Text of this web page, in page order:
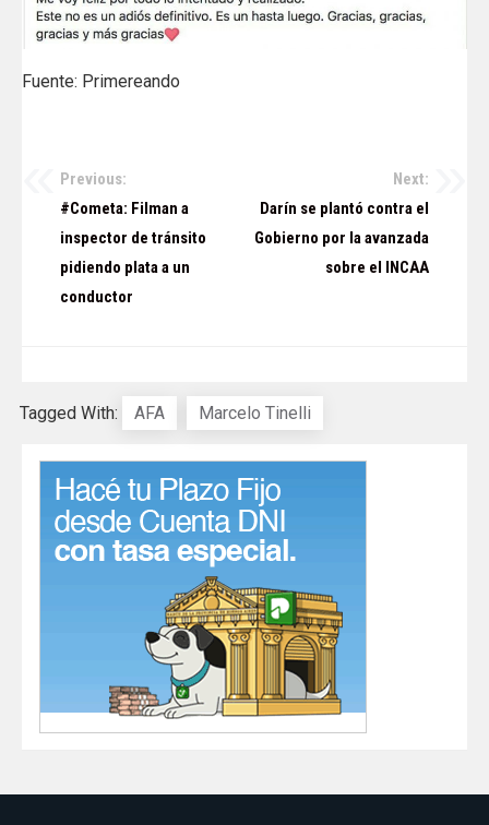
Fuente: Primereando
Navegación
entradas
Previous:
#Cometa: Filman a
inspector de tránsito
pidiendo plata a un
conductor
Next:
Darín se plantó contra el
Gobierno por la avanzada
sobre el INCAA
Tagged With: AFA Marcelo Tinelli